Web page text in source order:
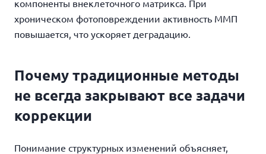
компоненты внеклеточного матрикса. При
хроническом фотоповреждении активность ММП
повышается, что ускоряет деградацию.
Почему традиционные методы
не всегда закрывают все задачи
коррекции
Понимание структурных изменений объясняет,